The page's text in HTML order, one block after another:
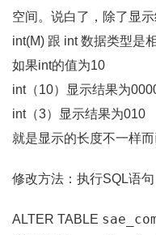
空间。说白了，除了显
int(M) 跟 int 数据类型是
如果int的值为10
int（10）显示结果为
int（3）显示结果为010
就是显示的长度不一样
修改方法：执行SQL语句
ALTER TABLE